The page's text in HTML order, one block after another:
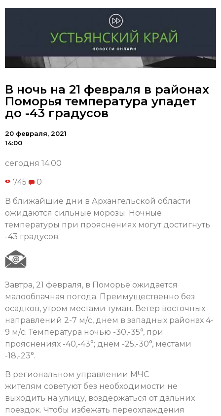
В ночь на 21 февраля в районах
Поморья температура упадет
до -43 градусов
20 февраля, 2021
14:00
сегодня 14:00
745 0
В ближайшие дни в Архангельской области
ожидаются сильные морозы. Ночные
температуры при прояснениях могут достигнуть
-43 градусов.
Завтра, 21 февраля, в Поморье ожидается
малооблачная погода. Преимущественно без
осадков, утром местами туман. Ветер восточных
направлений 2-7 м/с, днем в западных районах 4-
9 м/с. Температура ночью -30,-35°, при
прояснениях -40,-43°; днем -25,-30°, местами
-18,-23°.
В региональном управлении МЧС
жителям советуют без необходимости не
выходить на улицу, воздержаться от дальних
поездок. Чтобы избежать переохлаждения